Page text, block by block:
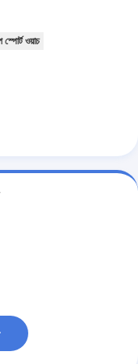
স্পোর্ট ওয়াচ